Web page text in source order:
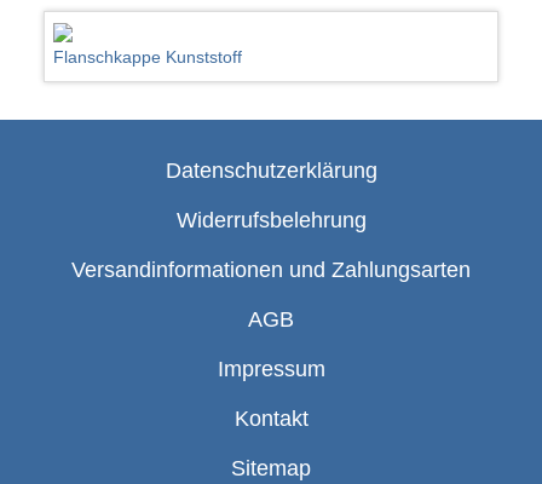
Flanschkappe Kunststoff
Datenschutzerklärung
Widerrufsbelehrung
Versandinformationen und Zahlungsarten
AGB
Impressum
Kontakt
Sitemap